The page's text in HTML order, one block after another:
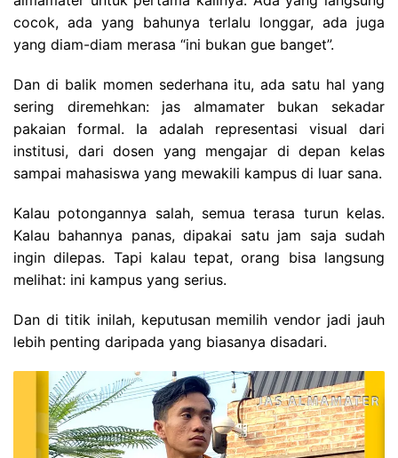
cocok, ada yang bahunya terlalu longgar, ada juga
yang diam-diam merasa “ini bukan gue banget”.
Dan di balik momen sederhana itu, ada satu hal yang
sering diremehkan: jas almamater bukan sekadar
pakaian formal. Ia adalah representasi visual dari
institusi, dari dosen yang mengajar di depan kelas
sampai mahasiswa yang mewakili kampus di luar sana.
Kalau potongannya salah, semua terasa turun kelas.
Kalau bahannya panas, dipakai satu jam saja sudah
ingin dilepas. Tapi kalau tepat, orang bisa langsung
melihat: ini kampus yang serius.
Dan di titik inilah, keputusan memilih vendor jadi jauh
lebih penting daripada yang biasanya disadari.